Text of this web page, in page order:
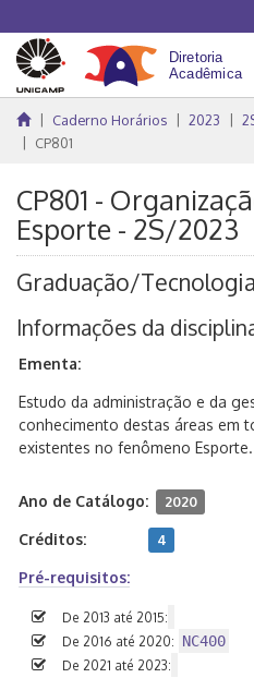
Caderno Horários 2023
CP801
CP801 -
Esporte - 2S/2023
Graduação/Tecnologia
Informações da
Ementa:
Estudo da administração e da
conhecimento destas áreas em
existentes no fenômeno Esporte.
Ano de Catálogo: 2020
Créditos: 4
Pré-requisitos:
De 2013 até 2015:
De 2016 até 2020: NC400
De 2021 até 2023: